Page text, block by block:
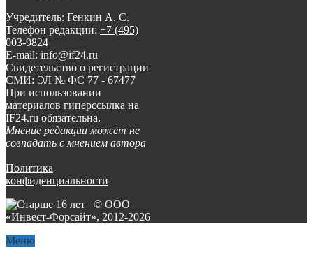
Учредитель: Генкин А. С.
Телефон редакции: +7 (495)
003-9824
E-mail: info@if24.ru
Свидетельство о регистрации
СМИ: ЭЛ № ФС 77 - 67477
При использовании
материалов гиперссылка на
IF24.ru обязательна.
Мнение редакции может не
совпадать с мнением автора
Политика
конфиденциальности
© ООО
«Инвест-Форсайт», 2012-2026
Меню